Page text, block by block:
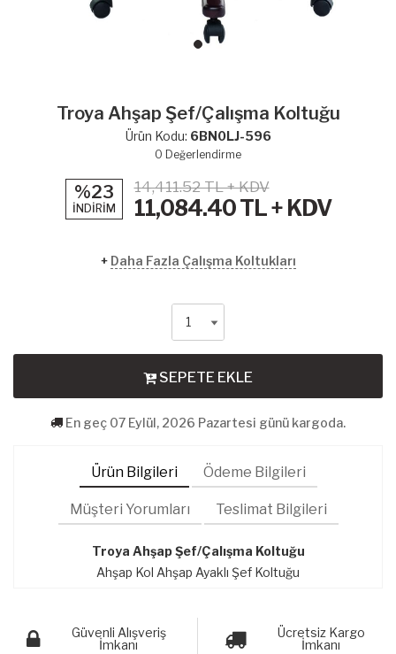
Troya Ahşap Şef/Çalışma Koltuğu
Ürün Kodu: 6BN0LJ-596
0 Değerlendirme
%23
İNDİRİM
14,411.52 TL + KDV
11,084.40TL + KDV
+ Daha Fazla Çalışma Koltukları
SEPETE EKLE
En geç 07 Eylül, 2026 Pazartesi günü kargoda.
Ürün Bilgileri Ödeme Bilgileri
Müşteri Yorumları Teslimat Bilgileri
Troya Ahşap Şef/Çalışma Koltuğu
Ahşap Kol Ahşap Ayaklı Şef Koltuğu
Güvenli Alışveriş
İmkanı
Ücretsiz Kargo
İmkanı